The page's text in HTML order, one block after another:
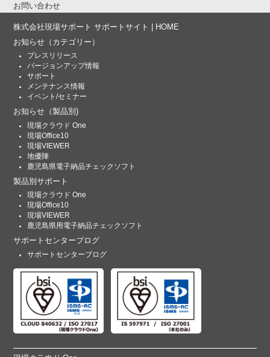
お問い合わせ
株式会社現場サポート サポートサイト | HOME
お知らせ （カテゴリー）
プレスリリース
バージョンアップ情報
サポート
メンテナンス情報
イベント/セミナー
お知らせ （製品別)
現場クラウド One
現場Office10
現場VIEWER
地優陣
鹿児島県電子納品チェックソフト
製品別サポート
現場クラウド One
現場Office10
現場VIEWER
鹿児島県用電子納品チェックソフト
サポートセンターブログ
サポートセンターブログ